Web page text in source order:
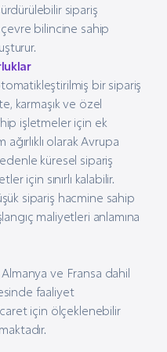
sipariş
çevre bilincine sahip
bir sipariş
karmaşık ve özel
işletmeler için ek
olarak Avrupa
küresel sipariş
için sınırlı kalabilir.
sipariş hacmine sahip
maliyetleri anlamına
ve Fransa dahil
faaliyet
için ölçeklenebilir